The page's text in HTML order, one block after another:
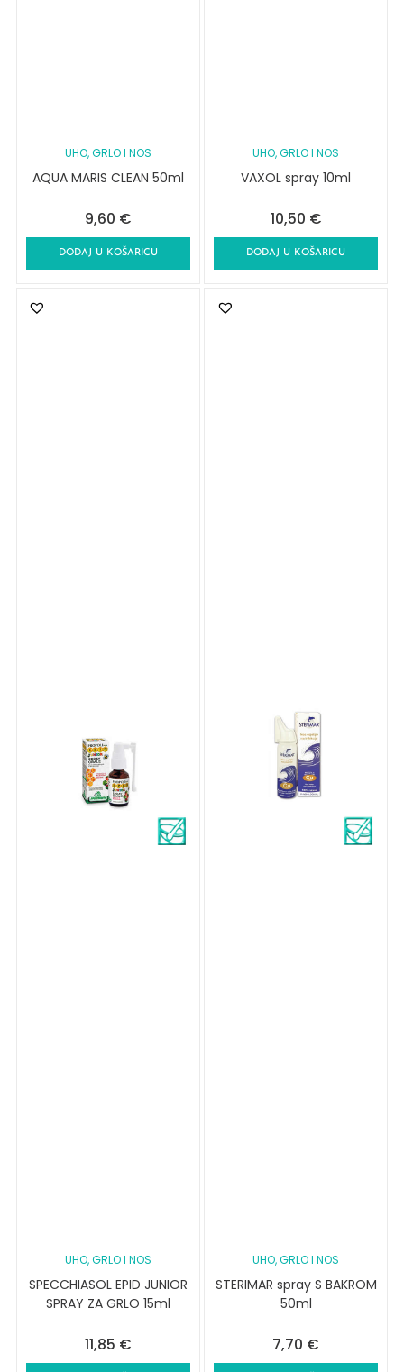
UHO, GRLO I NOS
AQUA MARIS CLEAN 50ml
9,60 €
DODAJ U KOŠARICU
UHO, GRLO I NOS
VAXOL spray 10ml
10,50 €
DODAJ U KOŠARICU
UHO, GRLO I NOS
SPECCHIASOL EPID JUNIOR
SPRAY ZA GRLO 15ml
11,85 €
UHO, GRLO I NOS
STERIMAR spray S BAKROM
50ml
7,70 €